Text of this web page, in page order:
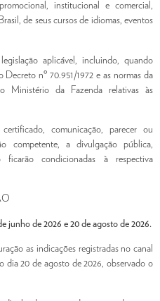
institucional e comercial,
de seus cursos de idiomas, eventos
aplicável, incluindo, quando
Decreto nº 70.951/1972 e as normas da
Ministério da Fazenda relativas às
comunicação, parecer ou
competente, a divulgação pública,
condicionadas à respectiva
junho de 2026 e 20 de agosto de 2026.
as indicações registradas no canal
dia 20 de agosto de 2026, observado o